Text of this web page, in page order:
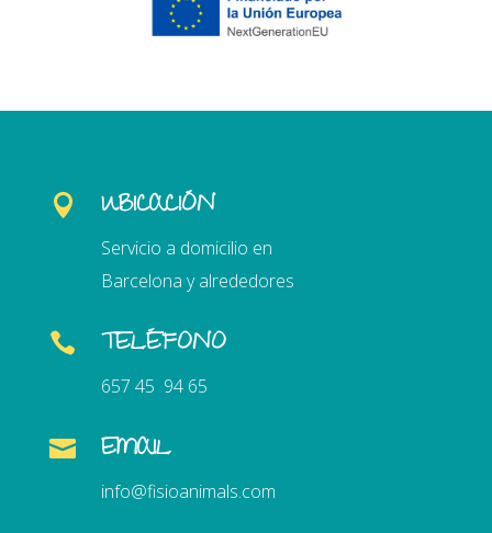
 UBICACIÓN
Servicio a domicilio en
Barcelona y alrededores
 TELÉFONO
657 45 94 65
 EMAIL
info@fisioanimals.com